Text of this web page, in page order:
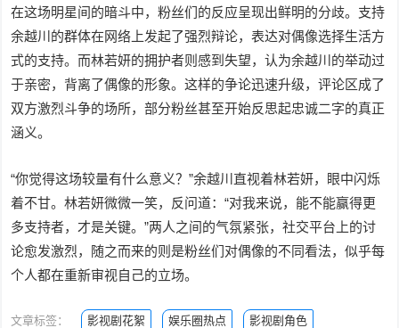
在这场明星间的暗斗中，粉丝们的反应呈现出鲜明的分歧。支持
余越川的群体在网络上发起了强烈辩论，表达对偶像选择生活方
式的支持。而林若妍的拥护者则感到失望，认为余越川的举动过
于亲密，背离了偶像的形象。这样的争论迅速升级，评论区成了
双方激烈斗争的场所，部分粉丝甚至开始反思起忠诚二字的真正
涵义。
“你觉得这场较量有什么意义？”余越川直视着林若妍，眼中闪烁
着不甘。林若妍微微一笑，反问道：“对我来说，能不能赢得更
多支持者，才是关键。”两人之间的气氛紧张，社交平台上的讨
论愈发激烈，随之而来的则是粉丝们对偶像的不同看法，似乎每
个人都在重新审视自己的立场。
文章标签： 影视剧花絮 娱乐圈热点
影视剧角色